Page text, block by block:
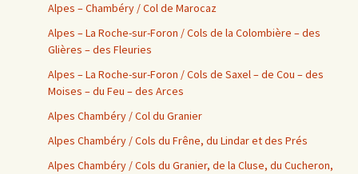
Alpes – Chambéry / Col de Marocaz
Alpes – La Roche-sur-Foron / Cols de la Colombière – des
Glières – des Fleuries
Alpes – La Roche-sur-Foron / Cols de Saxel – de Cou – des
Moises – du Feu – des Arces
Alpes Chambéry / Col du Granier
Alpes Chambéry / Cols du Frêne, du Lindar et des Prés
Alpes Chambéry / Cols du Granier, de la Cluse, du Cucheron,